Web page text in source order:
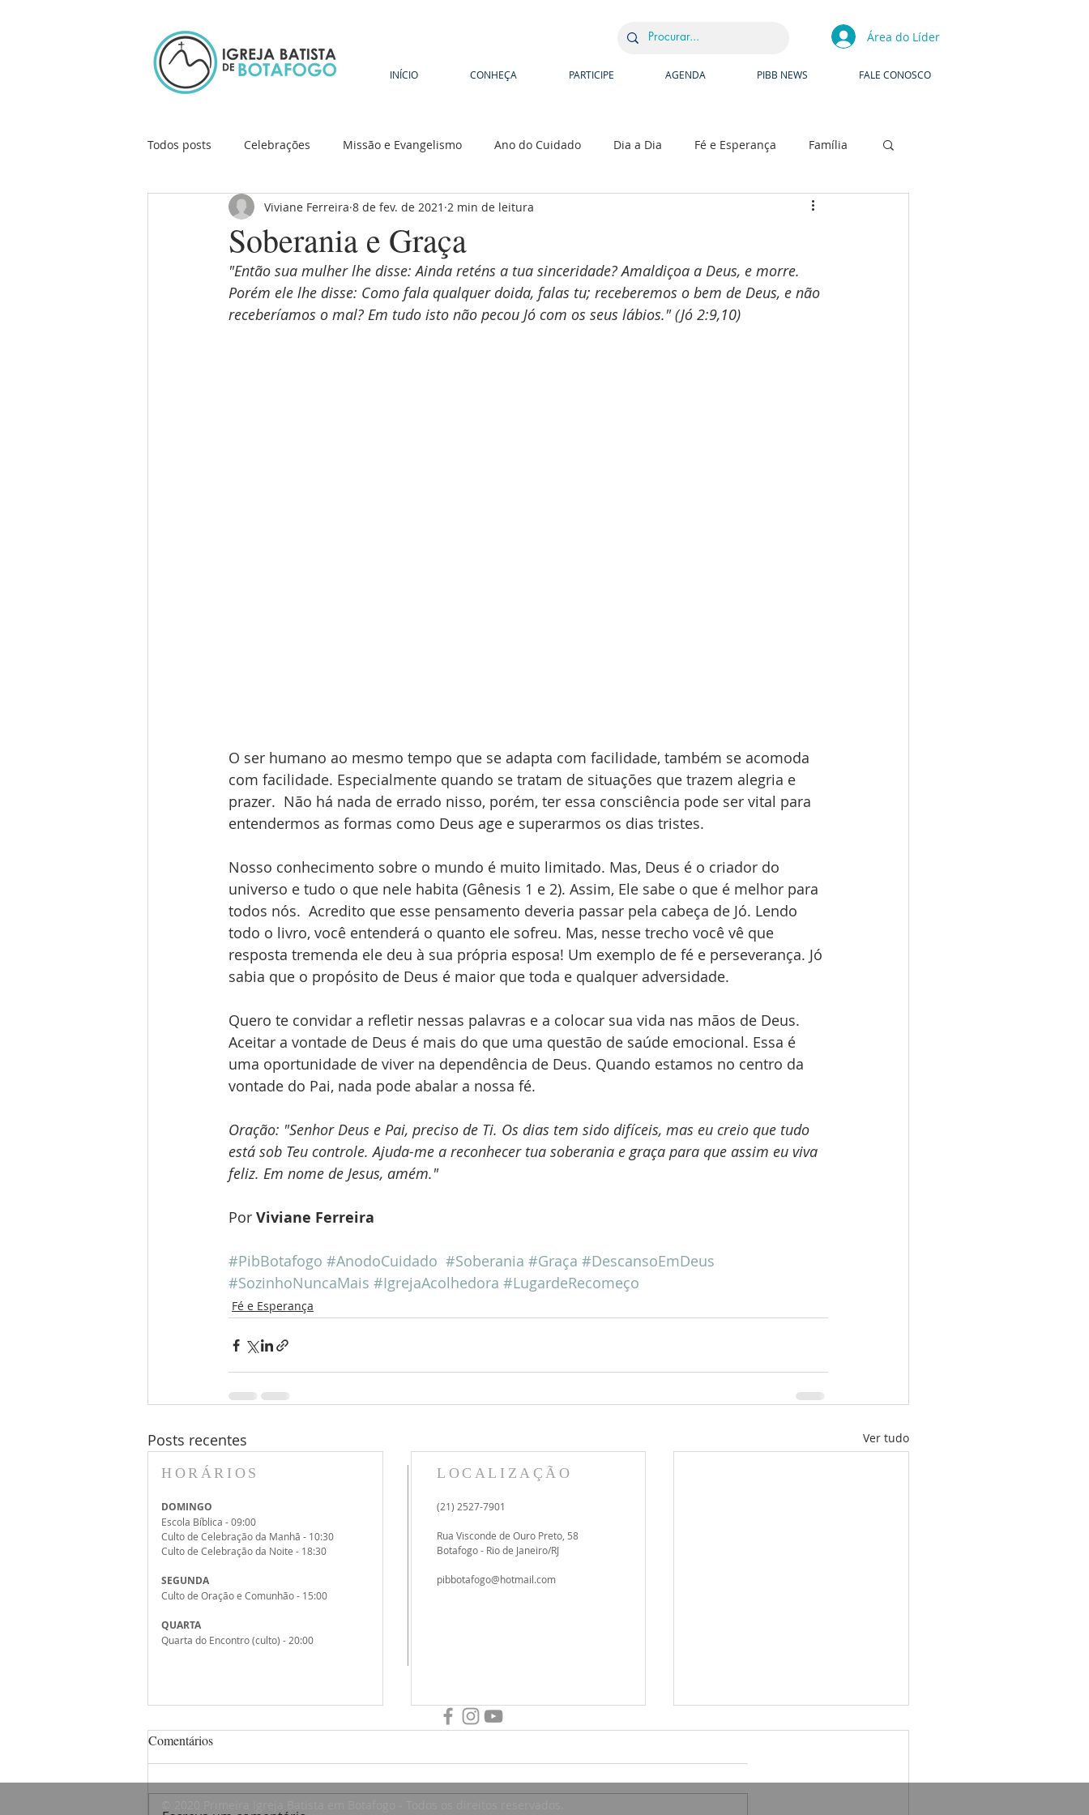
Área do Líder
INÍCIO CONHEÇA PARTICIPE AGENDA PIBB NEWS FALE CONOSCO
Todos posts Celebrações Missão e Evangelismo Ano do Cuidado Dia a Dia Fé e Esperança Família
Ação Social Cursos e Workshops Escola Bíblica Congressos, Conferências e Retiros
Soberania e Graça
Viviane Ferreira 8 de fev. de 2021 2 min de leitura
"Então sua mulher lhe disse: Ainda reténs a tua sinceridade? Amaldiçoa a Deus, e morre.
Porém ele lhe disse: Como fala qualquer doida, falas tu; receberemos o bem de Deus, e não
receberíamos o mal? Em tudo isto não pecou Jó com os seus lábios." (Jó 2:9,10)
O ser humano ao mesmo tempo que se adapta com facilidade, também se acomoda
com facilidade. Especialmente quando se tratam de situações que trazem alegria e
prazer.  Não há nada de errado nisso, porém, ter essa consciência pode ser vital para
entendermos as formas como Deus age e superarmos os dias tristes.
Nosso conhecimento sobre o mundo é muito limitado. Mas, Deus é o criador do
universo e tudo o que nele habita (Gênesis 1 e 2). Assim, Ele sabe o que é melhor para
todos nós.  Acredito que esse pensamento deveria passar pela cabeça de Jó. Lendo
todo o livro, você entenderá o quanto ele sofreu. Mas, nesse trecho você vê que
resposta tremenda ele deu à sua própria esposa! Um exemplo de fé e perseverança. Jó
sabia que o propósito de Deus é maior que toda e qualquer adversidade.
Quero te convidar a refletir nessas palavras e a colocar sua vida nas mãos de Deus.
Aceitar a vontade de Deus é mais do que uma questão de saúde emocional. Essa é
uma oportunidade de viver na dependência de Deus. Quando estamos no centro da
vontade do Pai, nada pode abalar a nossa fé.
Oração: "Senhor Deus e Pai, preciso de Ti. Os dias tem sido difíceis, mas eu creio que tudo
está sob Teu controle. Ajuda-me a reconhecer tua soberania e graça para que assim eu viva
feliz. Em nome de Jesus, amém."
Por Viviane Ferreira
#PibBotafogo #AnodoCuidado #Soberania #Graça #DescansoEmDeus
#SozinhoNuncaMais #IgrejaAcolhedora #LugardeRecomeço
Fé e Esperança
Posts recentes Ver tudo
Comentários
HORÁRIOS
DOMINGO
Escola Bíblica - 09:00
Culto de Celebração da Manhã - 10:30
Culto de Celebração da Noite - 18:30
SEGUNDA
Culto de Oração e Comunhão - 15:00
QUARTA
Quarta do Encontro (culto) - 20:00
LOCALIZAÇÃO
(21) 2527-7901
Rua Visconde de Ouro Preto, 58
Botafogo - Rio de Janeiro/RJ
pibbotafogo@hotmail.com